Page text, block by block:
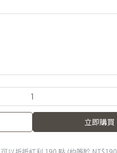
立即購買